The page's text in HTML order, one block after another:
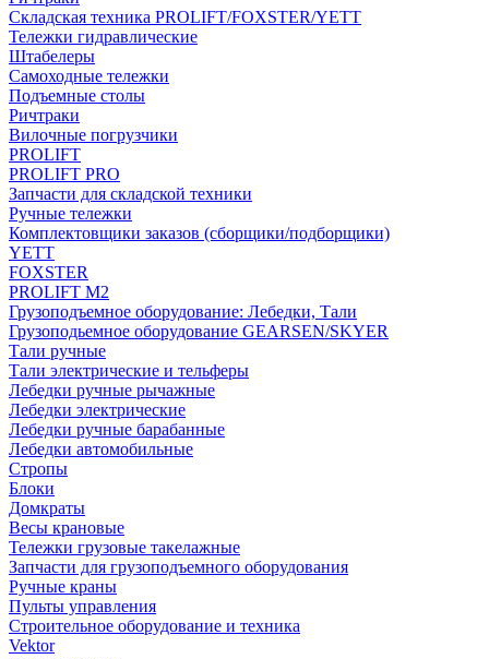
Складская техника PROLIFT/FOXSTER/YETT
Тележки гидравлические
Штабелеры
Самоходные тележки
Подъемные столы
Ричтраки
Вилочные погрузчики
PROLIFT
PROLIFT PRO
Запчасти для складской техники
Ручные тележки
Комплектовщики заказов (сборщики/подборщики)
YETT
FOXSTER
PROLIFT M2
Грузоподъемное оборудование: Лебедки, Тали
Грузоподьемное оборудование GEARSEN/SKYER
Тали ручные
Тали электрические и тельферы
Лебедки ручные рычажные
Лебедки электрические
Лебедки ручные барабанные
Лебедки автомобильные
Стропы
Блоки
Домкраты
Весы крановые
Тележки грузовые такелажные
Запчасти для грузоподъемного оборудования
Ручные краны
Пульты управления
Строительное оборудование и техника
Vektor